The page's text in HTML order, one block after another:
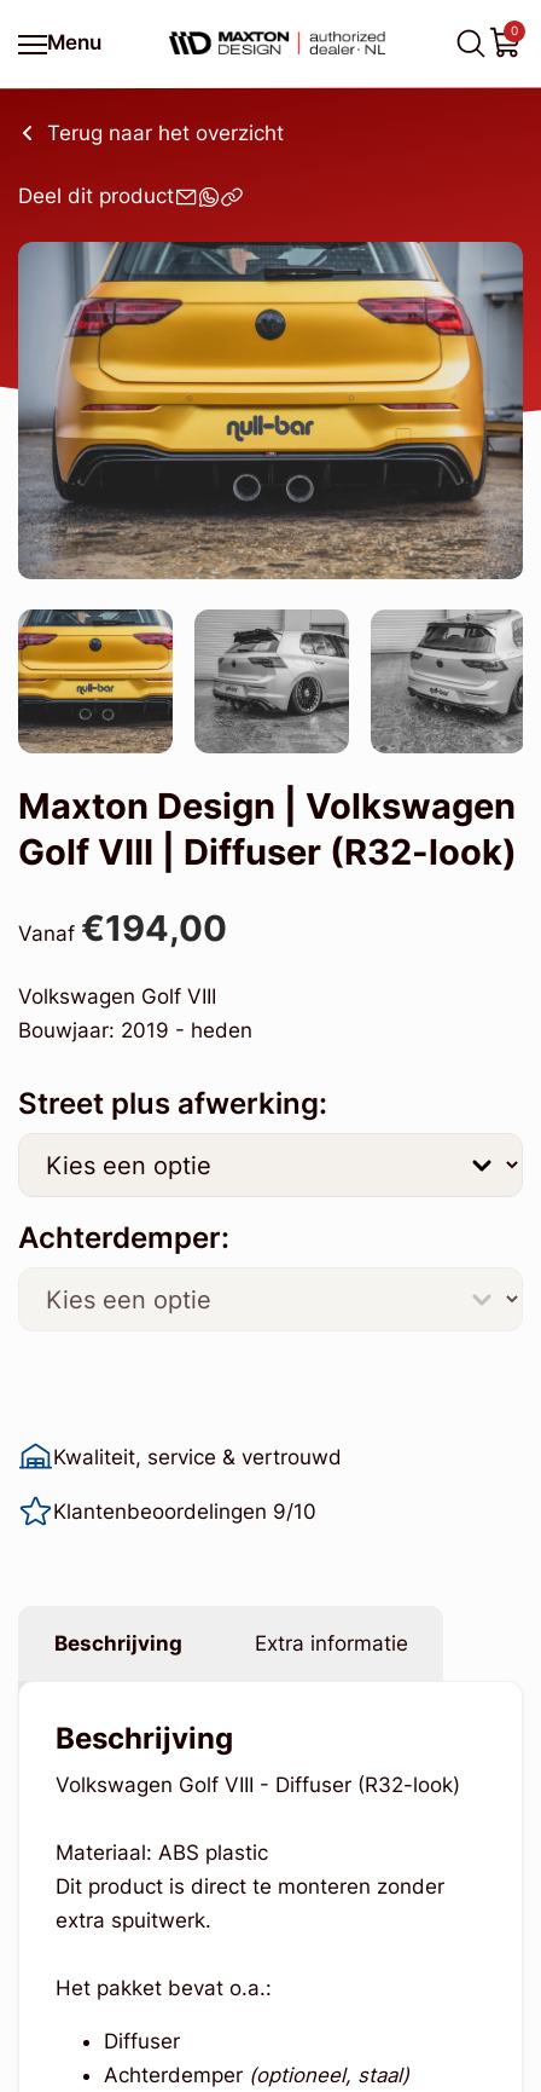
Menu
0
Terug naar het overzicht
Deel dit product
Maxton Design | Volkswagen
Golf VIII | Diffuser (R32-look)
Vanaf €194,00
Volkswagen Golf VIII
Bouwjaar: 2019 - heden
Street plus afwerking:
Achterdemper:
Kwaliteit, service & vertrouwd
Klantenbeoordelingen 9/10
Beschrijving Extra informatie
Beschrijving
Volkswagen Golf VIII - Diffuser (R32-look)
Materiaal: ABS plastic
Dit product is direct te monteren zonder
extra spuitwerk.
Het pakket bevat o.a.:
Diffuser
Achterdemper (optioneel, staal)